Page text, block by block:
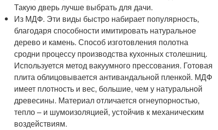
Такую дверь лучше выбрать для дачи.
Из МДФ. Эти виды быстро набирает популярность,
благодаря способности имитировать натуральное
дерево и камень. Способ изготовления полотна
сродни процессу производства кухонных столешниц.
Используется метод вакуумного прессования. Готовая
плита облицовывается антивандальной пленкой. МДФ
имеет плотность и вес, большие, чем у натуральной
древесины. Материал отличается огнеупорностью,
тепло – и шумоизоляцией, устойчив к механическим
воздействиям.